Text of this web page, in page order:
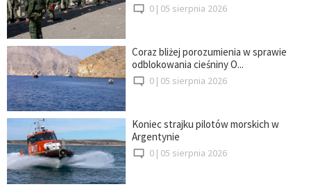
0 | 05 sierpnia 2026
Coraz bliżej porozumienia w sprawie
odblokowania cieśniny O...
0 | 05 sierpnia 2026
Koniec strajku pilotów morskich w
Argentynie
0 | 05 sierpnia 2026